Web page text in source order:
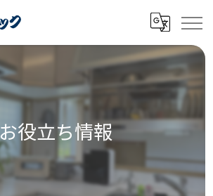
お役立ち情報